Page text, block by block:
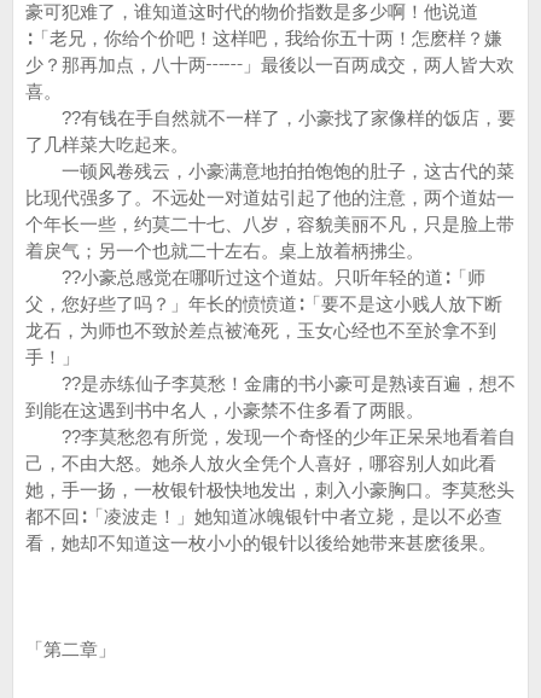
豪可犯难了，谁知道这时代的物价指数是多少啊！他说道
∶「老兄，你给个价吧！这样吧，我给你五十两！怎麽样？嫌
少？那再加点，八十两┅┅」最後以一百两成交，两人皆大欢
喜。
??有钱在手自然就不一样了，小豪找了家像样的饭店，要
了几样菜大吃起来。
一顿风卷残云，小豪满意地拍拍饱饱的肚子，这古代的菜
比现代强多了。不远处一对道姑引起了他的注意，两个道姑一
个年长一些，约莫二十七、八岁，容貌美丽不凡，只是脸上带
着戾气；另一个也就二十左右。桌上放着柄拂尘。
??小豪总感觉在哪听过这个道姑。只听年轻的道∶「师
父，您好些了吗？」年长的愤愤道∶「要不是这小贱人放下断
龙石，为师也不致於差点被淹死，玉女心经也不至於拿不到
手！」
??是赤练仙子李莫愁！金庸的书小豪可是熟读百遍，想不
到能在这遇到书中名人，小豪禁不住多看了两眼。
??李莫愁忽有所觉，发现一个奇怪的少年正呆呆地看着自
己，不由大怒。她杀人放火全凭个人喜好，哪容别人如此看
她，手一扬，一枚银针极快地发出，刺入小豪胸口。李莫愁头
都不回∶「凌波走！」她知道冰魄银针中者立毙，是以不必查
看，她却不知道这一枚小小的银针以後给她带来甚麽後果。
「第二章」